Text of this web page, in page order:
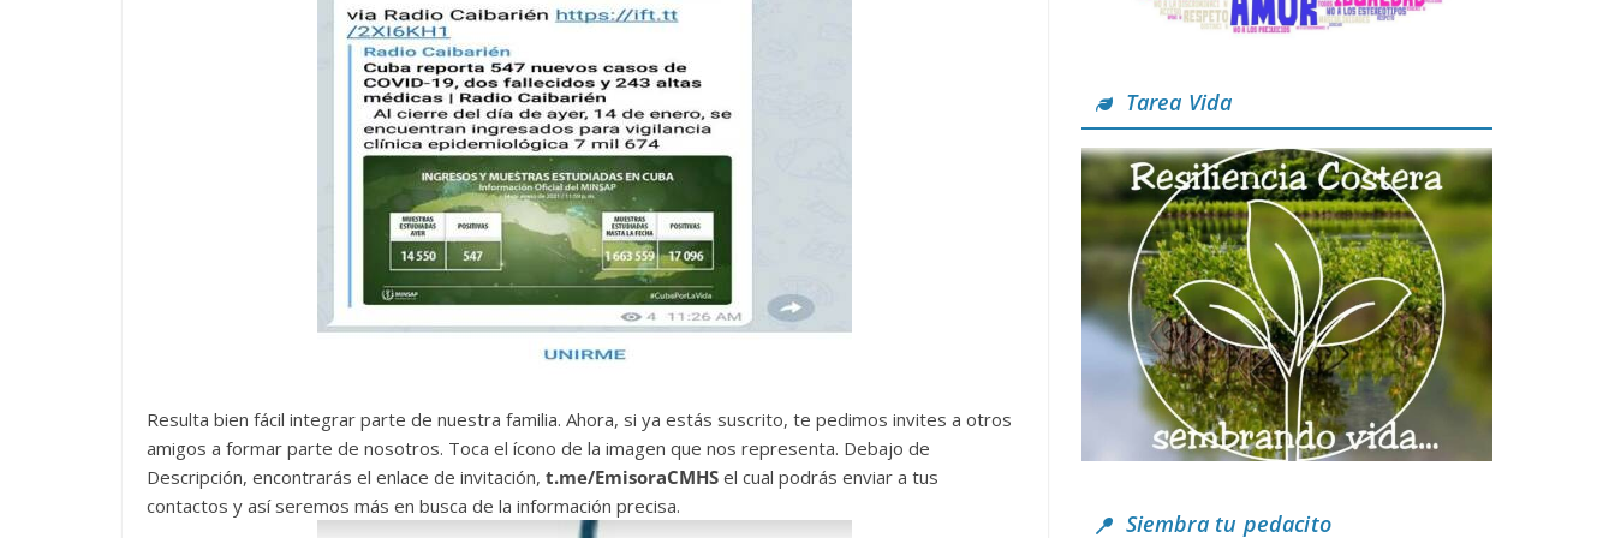
Resulta bien fácil integrar parte de nuestra familia. Ahora, si ya estás suscrito, te pedimos invites a otros
amigos a formar parte de nosotros. Toca el ícono de la imagen que nos representa. Debajo de
Descripción, encontrarás el enlace de invitación, t.me/EmisoraCMHS el cual podrás enviar a tus
contactos y así seremos más en busca de la información precisa.
Tarea Vida
Siembra tu pedacito